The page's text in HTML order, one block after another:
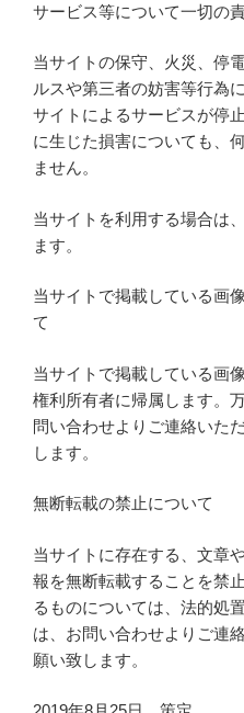
サービス等について一切の
当サイトの保守、火災、停
ルスや第三者の妨害等行為
サイトによるサービスが停
に生じた損害についても、
ません。
当サイトを利用する場合は
ます。
当サイトで掲載している画
て
当サイトで掲載している画
権利所有者に帰属します。
問い合わせよりご連絡いた
します。
無断転載の禁止について
当サイトに存在する、文章
報を無断転載することを禁
るものについては、法的処
は、お問い合わせよりご連
願い致します。